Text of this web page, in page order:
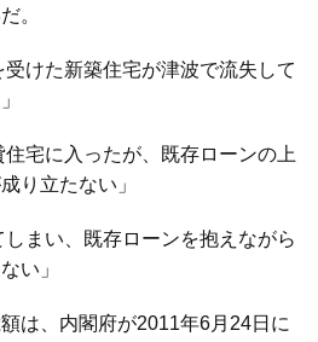
。
受けた新築住宅が津波で流失して
住宅に入ったが、既存ローンの上
り立たない」
しまい、既存ローンを抱えながら
い」
は、内閣府が2011年6月24日に